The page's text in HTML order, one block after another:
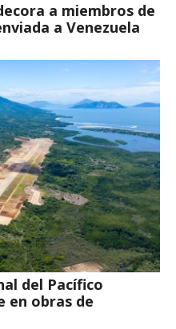
a miembros de
a Venezuela
del Pacífico
en obras de